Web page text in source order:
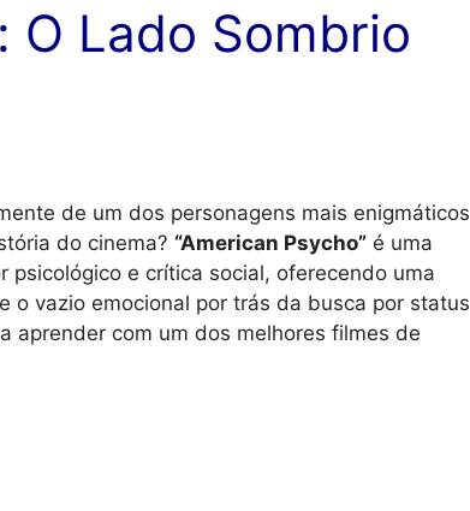
O Lado Sombrio
de um dos personagens mais enigmáticos
do cinema? “American Psycho” é uma
psicológico e crítica social, oferecendo uma
o vazio emocional por trás da busca por status
aprender com um dos melhores filmes de